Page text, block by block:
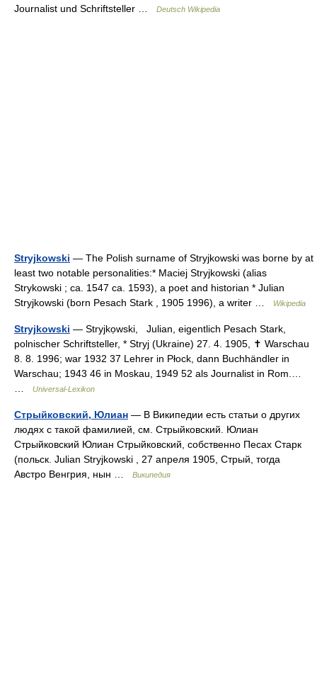
Journalist und Schriftsteller …
Deutsch Wikipedia
Stryjkowski — The Polish surname of Stryjkowski was borne by at
least two notable personalities:* Maciej Stryjkowski (alias
Strykowski ; ca. 1547 ca. 1593), a poet and historian * Julian
Stryjkowski (born Pesach Stark , 1905 1996), a writer …
Wikipedia
Stryjkowski — Stryjkọwski, Julian, eigentlich Pesach Stark,
polnischer Schriftsteller, * Stryj (Ukraine) 27. 4. 1905, ✝ Warschau
8. 8. 1996; war 1932 37 Lehrer in Płock, dann Buchhändler in
Warschau; 1943 46 in Moskau, 1949 52 als Journalist in Rom.…
Universal-Lexikon
Стрыйковский, Юлиан — В Википедии есть статьи о других
людях с такой фамилией, см. Стрыйковский. Юлиан
Стрыйковский Юлиан Стрыйковский, собственно Песах Старк
(польск. Julian Stryjkowski , 27 апреля 1905, Стрый, тогда
Австро Венгрия, нын …
Википедия